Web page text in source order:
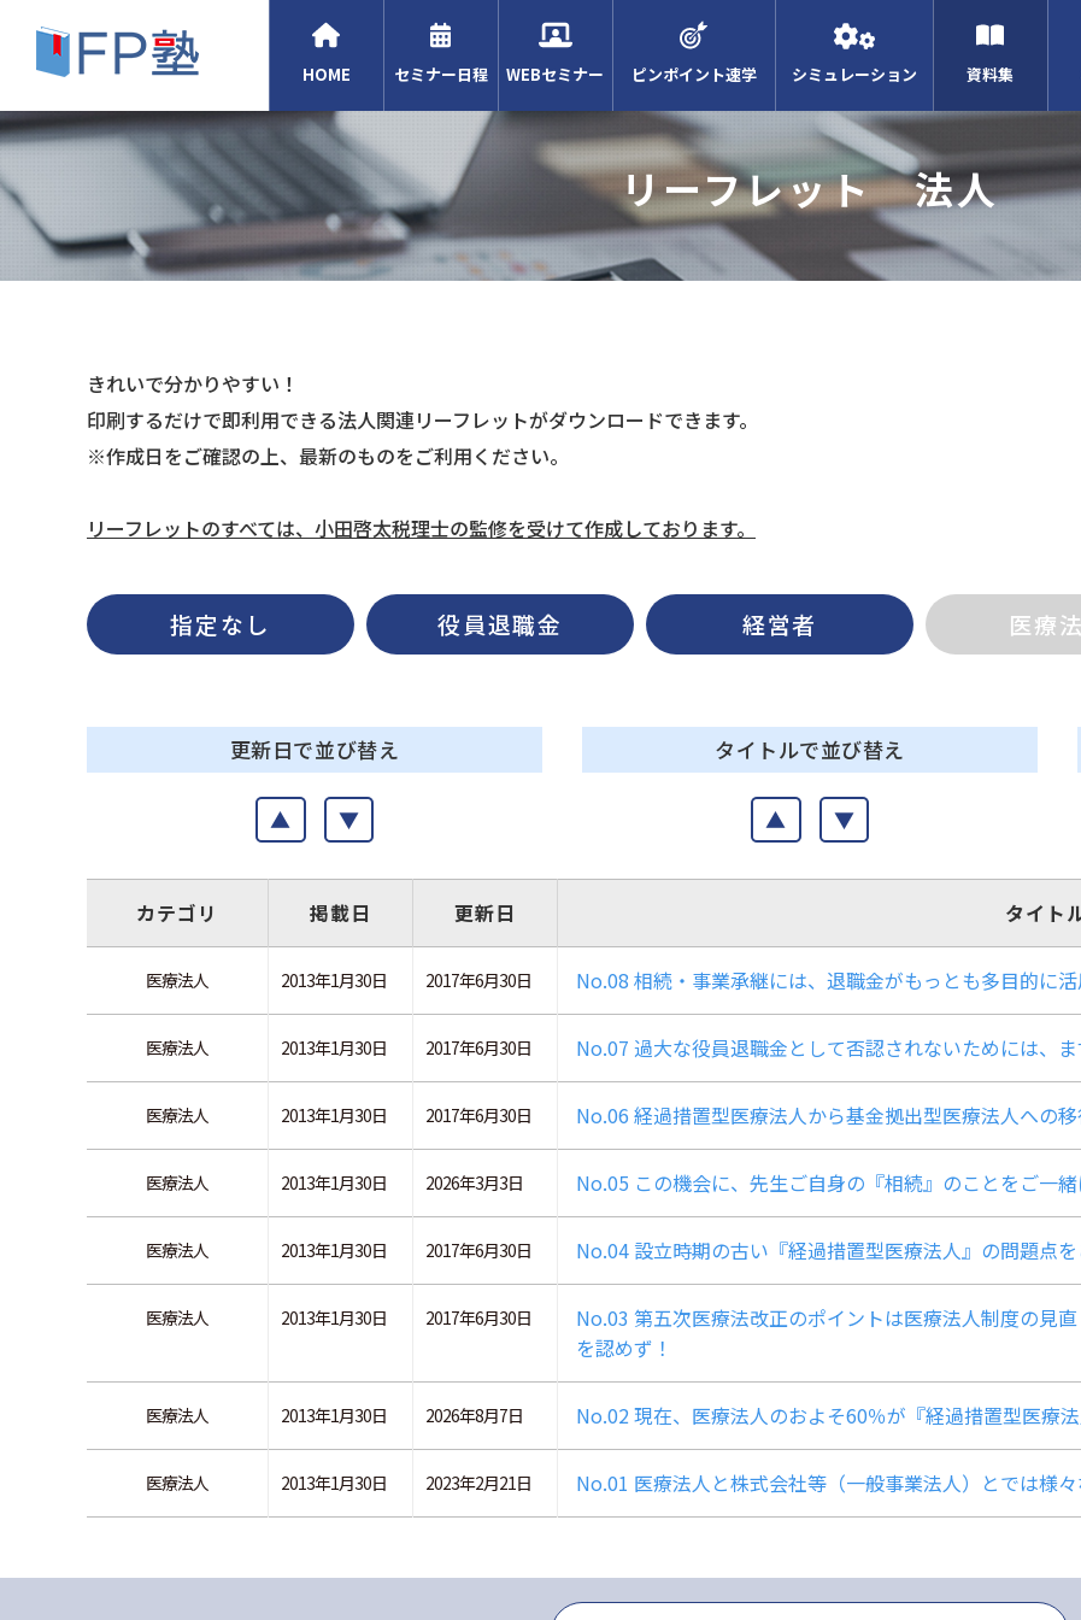
HOME セミナー日程 WEBセミナー ピンポイント速学 シミュレーション 資料集
リーフレット 法人
きれいで分かりやすい！
印刷するだけで即利用できる法人関連リーフレットがダウンロードできます。
※作成日をご確認の上、最新のものをご利用ください。
リーフレットのすべては、小田啓太税理士の監修を受けて作成しております。
指定なし 役員退職金 経営者 医療
更新日で並び替え
▲ ▼
タイトルで並び替え
▲ ▼
カテゴリ 掲載日 更新日 タイト
医療法人 2013年1月30日 2017年6月30日 No.08 相続・事業承継には、退職金がもっとも多目的に
医療法人 2013年1月30日 2017年6月30日 No.07 過大な役員退職金として否認されないためには、
医療法人 2013年1月30日 2017年6月30日 No.06 経過措置型医療法人から基金拠出型医療法人への
医療法人 2013年1月30日 2026年3月3日 No.05 この機会に、先生ご自身の『相続』のことをご一
医療法人 2013年1月30日 2017年6月30日 No.04 設立時期の古い『経過措置型医療法人』の問題点
医療法人 2013年1月30日 2017年6月30日
No.03 第五次医療法改正のポイントは医療法人制度の見
を認めず！
医療法人 2013年1月30日 2026年8月7日 No.02 現在、医療法人のおよそ60％が『経過措置型医療
医療法人 2013年1月30日 2023年2月21日 No.01 医療法人と株式会社等（一般事業法人）とでは様